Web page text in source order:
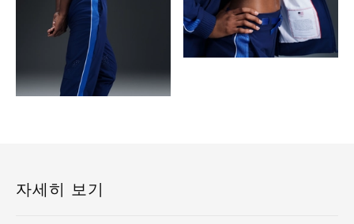
자세히 보기